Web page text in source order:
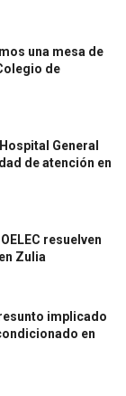
una mesa de
de
General
de atención en
resuelven
Zulia
implicado
en